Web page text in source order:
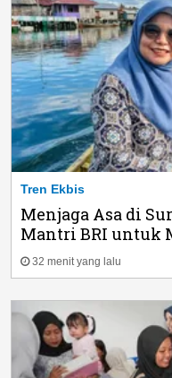
Tren Ekbis
Menjaga Asa di
Mantri BRI untuk
32 menit yang lalu